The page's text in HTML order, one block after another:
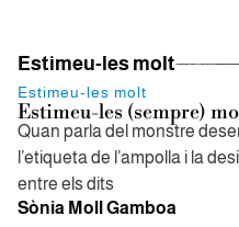
Estimeu-les molt
Estimeu-les molt
Estimeu-les (sempre)
Quan parla del monstre
l’etiqueta de l’ampolla i la
entre els dits
Sònia Moll Gamboa